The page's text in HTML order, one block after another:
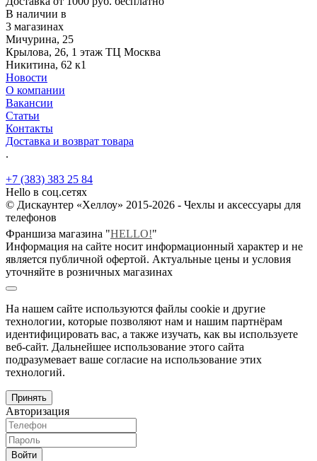
В наличии в
3 магазинах
Мичурина, 25
Крылова, 26, 1 этаж ТЦ Москва
Никитина, 62 к1
Новости
О компании
Вакансии
Статьи
Контакты
Доставка и возврат товара
.
+7 (383) 383 25 84
Hello в соц.сетях
© Дискаунтер «Хеллоу» 2015-2026 - Чехлы и аксессуары для
телефонов
Франшиза магазина "HELLO!"
Информация на сайте носит информационный характер и не
является публичной офертой. Актуальные цены и условия
уточняйте в розничных магазинах
На нашем сайте используются файлы cookie и другие
технологии, которые позволяют нам и нашим партнёрам
идентифицировать вас, а также изучать, как вы используете
веб-сайт. Дальнейшее использование этого сайта
подразумевает ваше согласие на использование этих
технологий.
Принять
Авторизация
Войти